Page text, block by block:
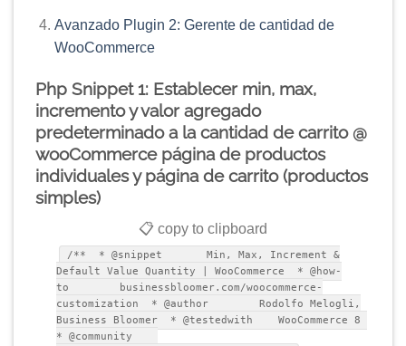
Avanzado Plugin 2: Gerente de cantidad de
WooCommerce
Php Snippet 1: Establecer min, max,
incremento y valor agregado
predeterminado a la cantidad de carrito @
wooCommerce página de productos
individuales y página de carrito (productos
simples)
📋 copy to clipboard
/** * @snippet Min, Max, Increment &
Default Value Quantity | WooCommerce * @how-
to businessbloomer.com/woocommerce-
customization * @author Rodolfo Melogli,
Business Bloomer * @testedwith WooCommerce 8
* @community